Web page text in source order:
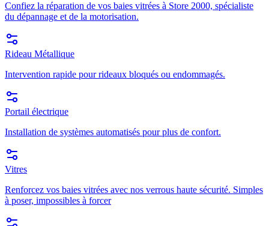
Confiez la réparation de vos baies vitrées à Store 2000, spécialiste
du dépannage et de la motorisation.
Rideau Métallique
Intervention rapide pour rideaux bloqués ou endommagés.
Portail électrique
Installation de systèmes automatisés pour plus de confort.
Vitres
Renforcez vos baies vitrées avec nos verrous haute sécurité. Simples
à poser, impossibles à forcer